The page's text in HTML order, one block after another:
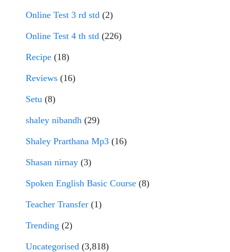
Online Test 3 rd std (2)
Online Test 4 th std (226)
Recipe (18)
Reviews (16)
Setu (8)
shaley nibandh (29)
Shaley Prarthana Mp3 (16)
Shasan nirnay (3)
Spoken English Basic Course (8)
Teacher Transfer (1)
Trending (2)
Uncategorised (3,818)